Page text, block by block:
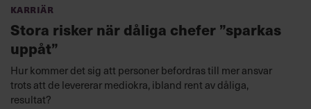
Karriär
Stora risker när dåliga chefer ”sparkas
uppåt”
Hur kommer det sig att personer befordras till mer ansvar
trots att de levererar mediokra, ibland rent av dåliga,
resultat?